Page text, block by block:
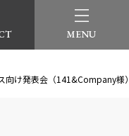
MENU
向け発表会（141&Company様